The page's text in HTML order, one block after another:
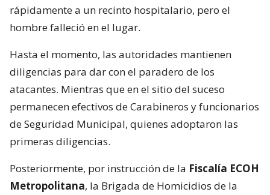
rápidamente a un recinto hospitalario, pero el
hombre falleció en el lugar.
Hasta el momento, las autoridades mantienen
diligencias para dar con el paradero de los
atacantes. Mientras que en el sitio del suceso
permanecen efectivos de Carabineros y funcionarios
de Seguridad Municipal, quienes adoptaron las
primeras diligencias.
Posteriormente, por instrucción de la Fiscalía ECOH
Metropolitana, la Brigada de Homicidios de la